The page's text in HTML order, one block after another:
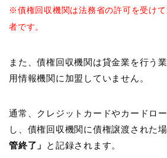
※債権回収機関は法務省の許可を受け
者です。
また、債権回収機関は貸金業を行う
用情報機関に加盟していません。
通常、クレジットカードやカードロ
し、債権回収機関に債権譲渡された
管終了」
と記録されます。